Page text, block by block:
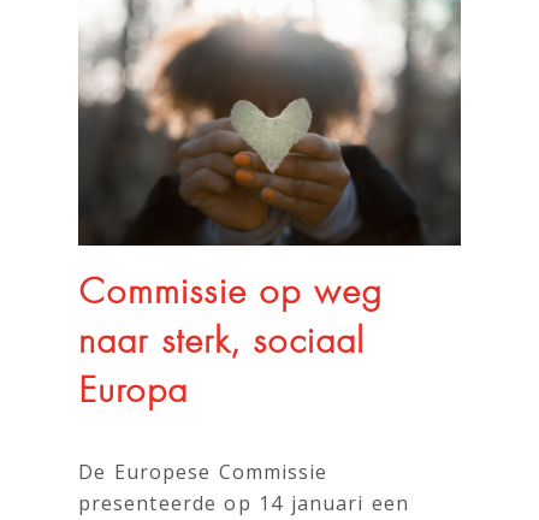
Commissie op weg
naar sterk, sociaal
Europa
De Europese Commissie
presenteerde op 14 januari een